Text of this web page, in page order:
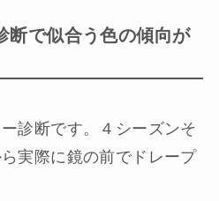
断で似合う色の傾向が
診断です。４シーズンそ
実際に鏡の前でドレープ